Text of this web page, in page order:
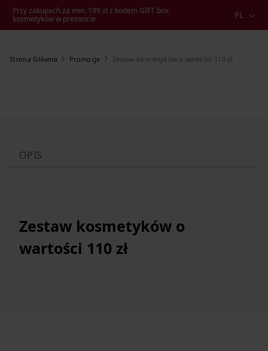
Przy zakupach za min. 199 zł z kodem GIFT box
kosmetyków w prezencie
PL
Strona Główna Promocje Zestaw kosmetyków o wartości 110 zł
OPIS
Zestaw kosmetyków o
wartości 110 zł